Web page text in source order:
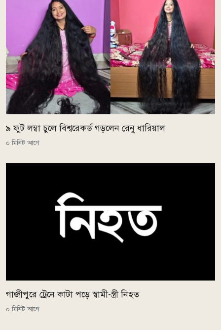
৯ ফুট লম্বা চুলে বিশ্বরেকর্ড গড়লেন রেনু ধারিয়াল
০ মিনিট আগে
গাজীপুরে ট্রেনে কাটা পড়ে স্বামী-স্ত্রী নিহত
০ মিনিট আগে